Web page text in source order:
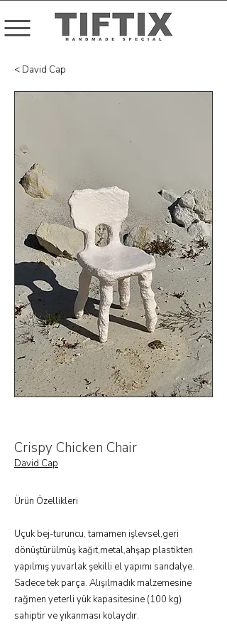
< David Cap
Crispy Chicken Chair
David Cap
Ürün Özellikleri
Uçuk bej-turuncu, tamamen işlevsel,geri
dönüştürülmüş kağıt,metal,ahşap plastikten
yapılmış yuvarlak şekilli el yapımı sandalye.
Sadece tek parça. Alışılmadık malzemesine
rağmen yeterli yük kapasitesine (100 kg)
sahiptir ve yıkanması kolaydır.